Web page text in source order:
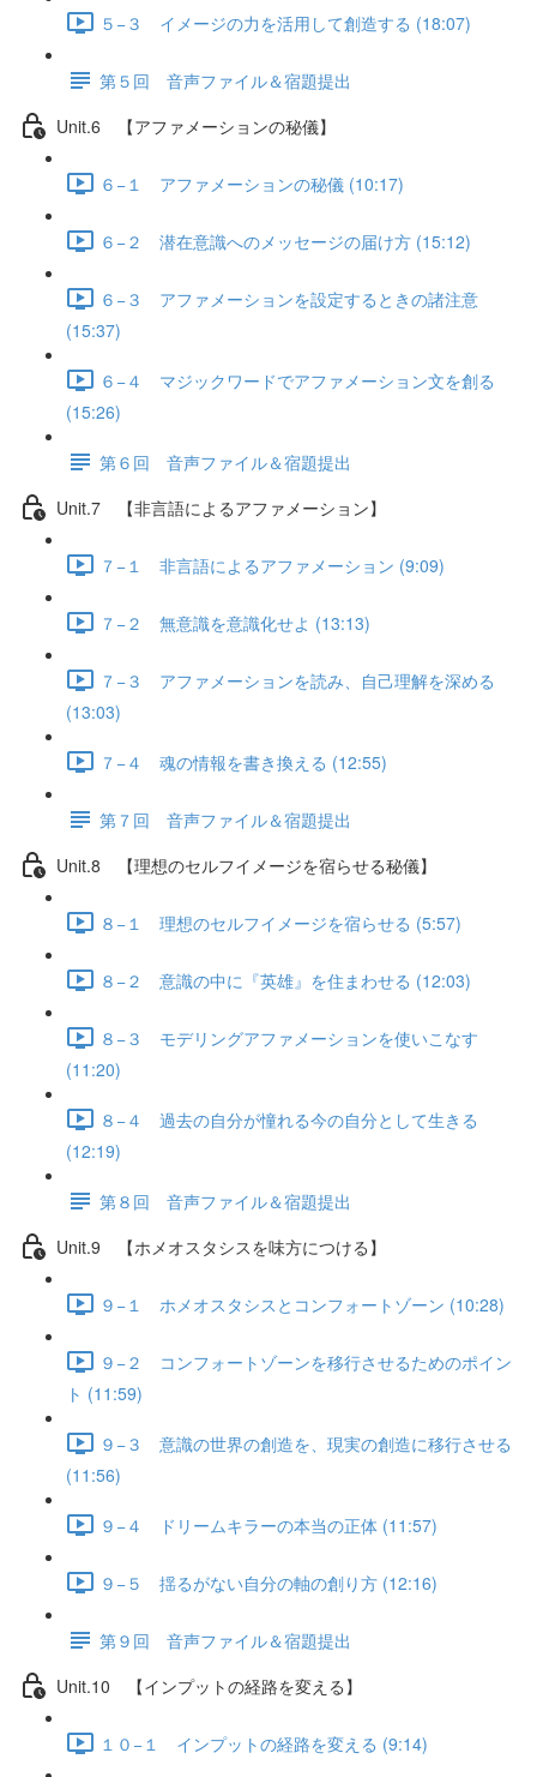
５−３ イメージの力を活用して創造する (18:07)
第５回 音声ファイル＆宿題提出
Unit.6 【アファメーションの秘儀】
６−１ アファメーションの秘儀 (10:17)
６−２ 潜在意識へのメッセージの届け方 (15:12)
６−３ アファメーションを設定するときの諸注意
(15:37)
６−４ マジックワードでアファメーション文を創る
(15:26)
第６回 音声ファイル＆宿題提出
Unit.7 【非言語によるアファメーション】
７−１ 非言語によるアファメーション (9:09)
７−２ 無意識を意識化せよ (13:13)
７−３ アファメーションを読み、自己理解を深める
(13:03)
７−４ 魂の情報を書き換える (12:55)
第７回 音声ファイル＆宿題提出
Unit.8 【理想のセルフイメージを宿らせる秘儀】
８−１ 理想のセルフイメージを宿らせる (5:57)
８−２ 意識の中に『英雄』を住まわせる (12:03)
８−３ モデリングアファメーションを使いこなす
(11:20)
８−４ 過去の自分が憧れる今の自分として生きる
(12:19)
第８回 音声ファイル＆宿題提出
Unit.9 【ホメオスタシスを味方につける】
９−１ ホメオスタシスとコンフォートゾーン (10:28)
９−２ コンフォートゾーンを移行させるためのポイン
ト (11:59)
９−３ 意識の世界の創造を、現実の創造に移行させる
(11:56)
９−４ ドリームキラーの本当の正体 (11:57)
９−５ 揺るがない自分の軸の創り方 (12:16)
第９回 音声ファイル＆宿題提出
Unit.10 【インプットの経路を変える】
１０−１ インプットの経路を変える (9:14)